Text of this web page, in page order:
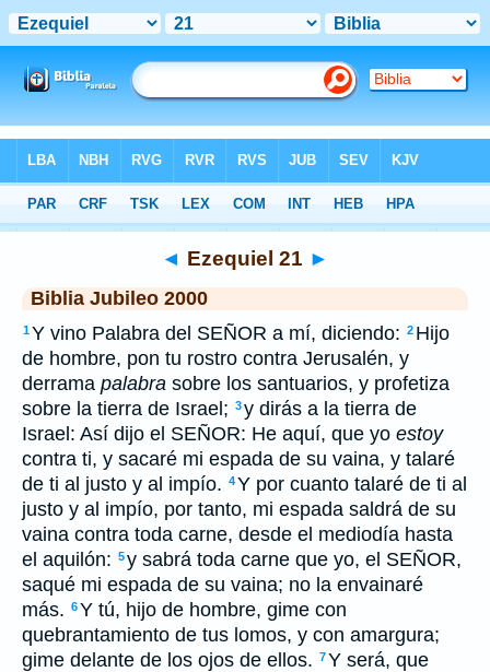
>JUB> Ezequiel 21
◄ Ezequiel 21 ►
Biblia Jubileo 2000
1Y vino Palabra del SEÑOR a mí, diciendo: 2 Hijo
de hombre, pon tu rostro contra Jerusalén, y
derrama palabra sobre los santuarios, y profetiza
sobre la tierra de Israel; 3y dirás a la tierra de
Israel: Así dijo el SEÑOR: He aquí, que yo estoy
contra ti, y sacaré mi espada de su vaina, y talaré
de ti al justo y al impío. 4Y por cuanto talaré de ti al
justo y al impío, por tanto, mi espada saldrá de su
vaina contra toda carne, desde el mediodía hasta
el aquilón: 5y sabrá toda carne que yo, el SEÑOR,
saqué mi espada de su vaina; no la envainaré
más. 6Y tú, hijo de hombre, gime con
quebrantamiento de tus lomos, y con amargura;
gime delante de los ojos de ellos. 7Y será, que